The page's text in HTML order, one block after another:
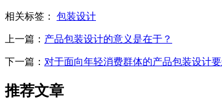
相关标签： 包装设计
上一篇： 产品包装设计的意义是在于？
下一篇： 对于面向年轻消费群体的产品包装设计要
推荐文章